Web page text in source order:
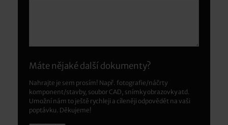
Máte nějaké další dokumenty?
Nahrajte je sem prosím! Např. fotografie/náčrty
komponent/stavby, soubor CAD, snímky obrazovky atd.
Umožní nám to ještě rychleji a cíleněji odpovědět na vaši
poptávku. Děkujeme!